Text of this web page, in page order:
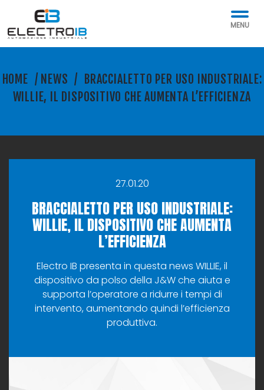
MENU
HOME / NEWS / BRACCIALETTO PER USO INDUSTRIALE:
WILLIE, IL DISPOSITIVO CHE AUMENTA L’EFFICIENZA
27.01.20
BRACCIALETTO PER USO INDUSTRIALE:
WILLIE, IL DISPOSITIVO CHE AUMENTA
L’EFFICIENZA
Electro IB presenta in questa news WILLIE, il
dispositivo da polso della J&W che aiuta e
supporta l’operatore a ridurre i tempi di
intervento, aumentando quindi l’efficienza
produttiva.